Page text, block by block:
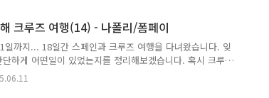
섬 사이를 지나네요.이 날은 그냥 방에서 쉬면서 짐을 정리
나가서는 좀 구경도 했고요. 저녁식사 후에는 뮤지컬 맘마미
맞습니다. 뮤지컬도 처음이었습니다. 이 날은 30분 정도 일
크루즈 여행(14) - 나폴리/폼페이
일까지... 18일간 스페인과 크루즈 여행을 다녀왔습니다. 잊
하게 어떤일이 있었는지를 정리해보겠습니다. 혹시 크루즈
준비하시는 분이 있다면 도움이 되었으면 좋겠습니다.폼페
5월 16일, 13일차입니다. 크루즈는 나폴리 항에 기항했습니